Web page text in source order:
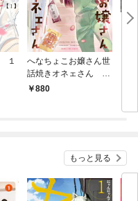
１
へなちょこお嬢さん世
話焼きオネェさん １
巻880
もっと見る